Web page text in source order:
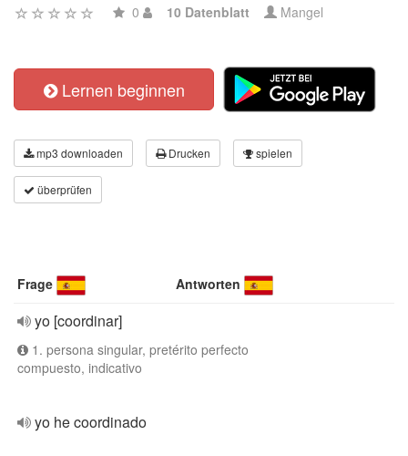
0 10 Datenblatt Mangel
Lernen beginnen
mp3 downloaden Drucken spielen
überprüfen
Frage Antworten
yo [coordinar]
1. persona singular, pretérito perfecto
compuesto, indicativo
yo he coordinado